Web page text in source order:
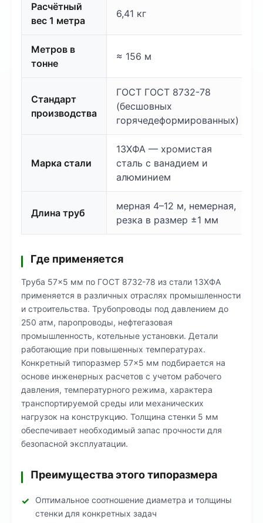
Расчётный
вес 1 метра
6,41 кг
Метров в
тонне
≈ 156 м
Стандарт
производства
ГОСТ ГОСТ 8732-78
(бесшовных
горячедеформированных)
Марка стали
13ХФА — хромистая
сталь с ванадием и
алюминием
Длина труб
мерная 4–12 м, немерная,
резка в размер ±1 мм
Где применяется
Труба 57×5 мм по ГОСТ 8732-78 из стали 13ХФА
применяется в различных отраслях промышленности
и строительства. Трубопроводы под давлением до
250 атм, паропроводы, нефтегазовая
промышленность, котельные установки. Детали
работающие при повышенных температурах.
Конкретный типоразмер 57×5 мм подбирается на
основе инженерных расчетов с учетом рабочего
давления, температурного режима, характера
транспортируемой среды или механических
нагрузок на конструкцию. Толщина стенки 5 мм
обеспечивает необходимый запас прочности для
безопасной эксплуатации.
Преимущества этого типоразмера
Оптимальное соотношение диаметра и толщины
стенки для конкретных задач